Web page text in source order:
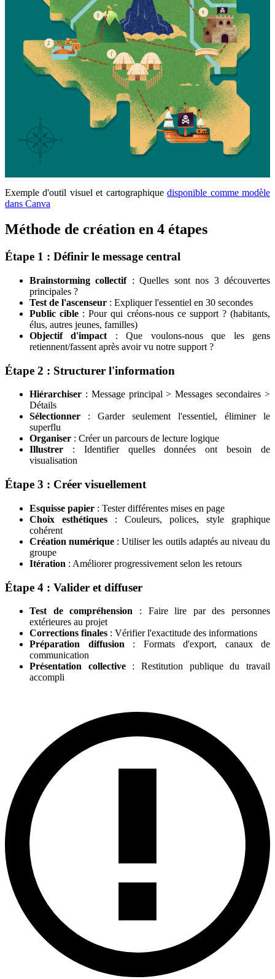
Exemple d'outil visuel et cartographiquedisponible comme modèle
dans Canva
Méthode de création en 4 étapes
Étape 1 : Définir le message central
Brainstorming collectif: Quelles sont nos 3 découvertes
principales ?
Test de l'ascenseur : Expliquer l'essentiel en 30 secondes
Public cible : Pour qui créons-nous ce support ? (habitants,
élus, autres jeunes, familles)
Objectif d'impact : Que voulons-nous que les gens
retiennent/fassent après avoir vu notre support ?
Étape 2 : Structurer l'information
Hiérarchiser : Message principal > Messages secondaires >
Détails
Sélectionner : Garder seulement l'essentiel, éliminer le
superflu
Organiser : Créer un parcours de lecture logique
Illustrer : Identifier quelles données ont besoin de
visualisation
Étape 3 : Créer visuellement
Esquisse papier : Tester différentes mises en page
Choix esthétiques : Couleurs, polices, style graphique
cohérent
Création numérique : Utiliser les outils adaptés au niveau du
groupe
Itération : Améliorer progressivement selon les retours
Étape 4 : Valider et diffuser
Test de compréhension : Faire lire par des personnes
extérieures au projet
Corrections finales : Vérifier l'exactitude des informations
Préparation diffusion : Formats d'export, canaux de
communication
Présentation collective: Restitution publique du travail
accompli